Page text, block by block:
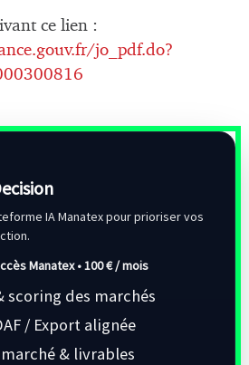
ce lien :
jo_pdf.do?
IA Manatex pour prioriser vos
Manatex •100 € / mois
scoring des marchés
/ Export alignée
& livrables